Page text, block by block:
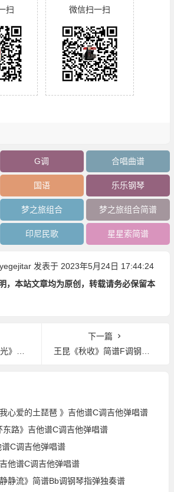
扫
微信扫一扫
G调 合唱曲谱
国语 乐乐钢琴
梦之旅组合 梦之旅组合简谱
印尼民歌 星星索简谱
发表于 2023年5月24日 17:44:24
，本站文章均为原创，转载请务必保留本
奏谱
下一篇
王昆《秋收》简谱F调钢琴指弹独奏谱
心爱的土琵琶 》吉他谱C调吉他弹唱谱
东路》吉他谱C调吉他弹唱谱
C调吉他弹唱谱
他谱C调吉他弹唱谱
静流》简谱Bb调钢琴指弹独奏谱